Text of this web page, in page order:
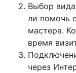
Выбор
ли помочь
мастера.
время
через